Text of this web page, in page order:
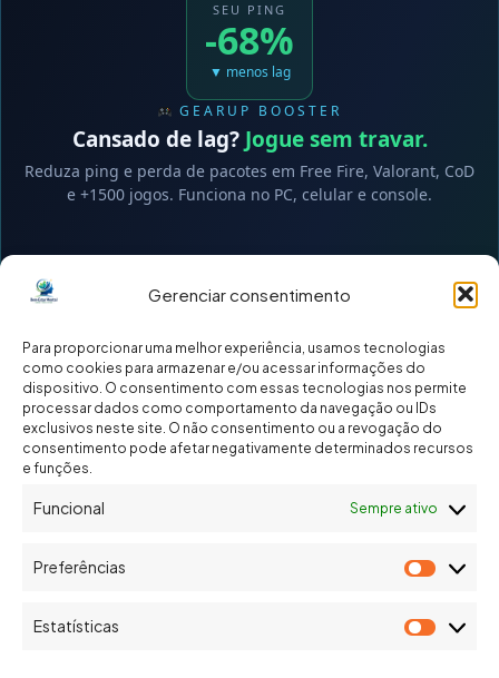
Gerenciar consentimento
Para proporcionar uma melhor experiência, usamos tecnologias
como cookies para armazenar e/ou acessar informações do
dispositivo. O consentimento com essas tecnologias nos permite
processar dados como comportamento da navegação ou IDs
exclusivos neste site. O não consentimento ou a revogação do
consentimento pode afetar negativamente determinados recursos
e funções.
Funcional Sempre ativo
Preferências
Estatísticas
SEU PING
-68%
▼ menos lag
GEARUP BOOSTER
Cansado de lag? Jogue sem travar.
Reduza ping e perda de pacotes em Free Fire, Valorant, CoD
e +1500 jogos. Funciona no PC, celular e console.
Testar agora →
link de afiliado